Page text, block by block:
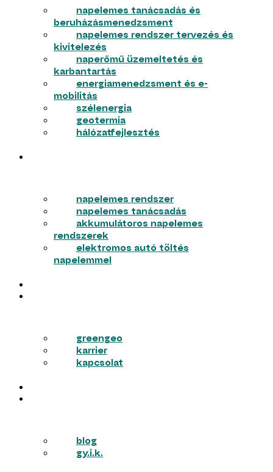
napelemes tanácsadás és
beruházásmenedzsment
napelemes rendszer tervezés és
kivitelezés
naperőmű üzemeltetés és
karbantartás
energiamenedzsment és e-
mobilitás
szélenergia
geotermia
hálózatfejlesztés
napelemes rendszer
napelemes tanácsadás
akkumulátoros napelemes
rendszerek
elektromos autó töltés
napelemmel
greengeo
karrier
kapcsolat
blog
gy.i.k.